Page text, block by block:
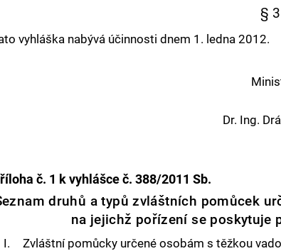
§ 3
vyhláška nabývá účinnosti dnem 1. ledna 2012.
Dr. Ing.
č. 1 k vyhlášce č. 388/2011 Sb.
druhů a typů zvláštních pomůcek
na jejichž pořízení se poskytuje
I.
Zvláštní pomůcky určené osobám s těžkou